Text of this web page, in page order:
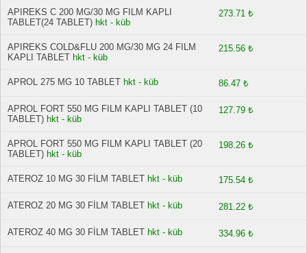
APIREKS C 200 MG/30 MG FILM KAPLI
TABLET(24 TABLET) hkt - küb
273.71 ₺
APIREKS COLD&FLU 200 MG/30 MG 24 FILM
KAPLI TABLET hkt - küb
215.56 ₺
APROL 275 MG 10 TABLET hkt - küb 86.47 ₺
APROL FORT 550 MG FILM KAPLI TABLET (10
TABLET) hkt - küb
127.79 ₺
APROL FORT 550 MG FILM KAPLI TABLET (20
TABLET) hkt - küb
198.26 ₺
ATEROZ 10 MG 30 FİLM TABLET hkt - küb 175.54 ₺
ATEROZ 20 MG 30 FİLM TABLET hkt - küb 281.22 ₺
ATEROZ 40 MG 30 FİLM TABLET hkt - küb 334.96 ₺